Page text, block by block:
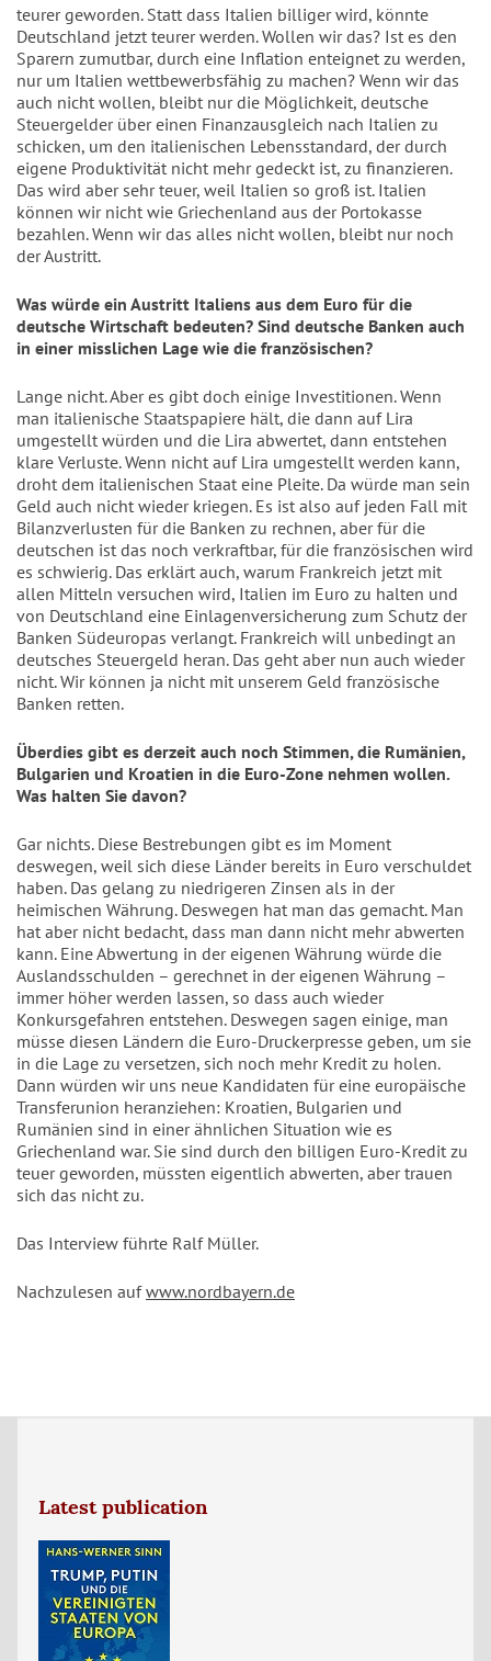
teurer geworden. Statt dass Italien billiger wird, könnte
Deutschland jetzt teurer werden. Wollen wir das? Ist es den
Sparern zumutbar, durch eine Inflation enteignet zu werden,
nur um Italien wettbewerbsfähig zu machen? Wenn wir das
auch nicht wollen, bleibt nur die Möglichkeit, deutsche
Steuergelder über einen Finanzausgleich nach Italien zu
schicken, um den italienischen Lebensstandard, der durch
eigene Produktivität nicht mehr gedeckt ist, zu finanzieren.
Das wird aber sehr teuer, weil Italien so groß ist. Italien
können wir nicht wie Griechenland aus der Portokasse
bezahlen. Wenn wir das alles nicht wollen, bleibt nur noch
der Austritt.
Was würde ein Austritt Italiens aus dem Euro für die
deutsche Wirtschaft bedeuten? Sind deutsche Banken auch
in einer misslichen Lage wie die französischen?
Lange nicht. Aber es gibt doch einige Investitionen. Wenn
man italienische Staatspapiere hält, die dann auf Lira
umgestellt würden und die Lira abwertet, dann entstehen
klare Verluste. Wenn nicht auf Lira umgestellt werden kann,
droht dem italienischen Staat eine Pleite. Da würde man sein
Geld auch nicht wieder kriegen. Es ist also auf jeden Fall mit
Bilanzverlusten für die Banken zu rechnen, aber für die
deutschen ist das noch verkraftbar, für die französischen wird
es schwierig. Das erklärt auch, warum Frankreich jetzt mit
allen Mitteln versuchen wird, Italien im Euro zu halten und
von Deutschland eine Einlagenversicherung zum Schutz der
Banken Südeuropas verlangt. Frankreich will unbedingt an
deutsches Steuergeld heran. Das geht aber nun auch wieder
nicht. Wir können ja nicht mit unserem Geld französische
Banken retten.
Überdies gibt es derzeit auch noch Stimmen, die Rumänien,
Bulgarien und Kroatien in die Euro-Zone nehmen wollen.
Was halten Sie davon?
Gar nichts. Diese Bestrebungen gibt es im Moment
deswegen, weil sich diese Länder bereits in Euro verschuldet
haben. Das gelang zu niedrigeren Zinsen als in der
heimischen Währung. Deswegen hat man das gemacht. Man
hat aber nicht bedacht, dass man dann nicht mehr abwerten
kann. Eine Abwertung in der eigenen Währung würde die
Auslandsschulden – gerechnet in der eigenen Währung –
immer höher werden lassen, so dass auch wieder
Konkursgefahren entstehen. Deswegen sagen einige, man
müsse diesen Ländern die Euro-Druckerpresse geben, um sie
in die Lage zu versetzen, sich noch mehr Kredit zu holen.
Dann würden wir uns neue Kandidaten für eine europäische
Transferunion heranziehen: Kroatien, Bulgarien und
Rumänien sind in einer ähnlichen Situation wie es
Griechenland war. Sie sind durch den billigen Euro-Kredit zu
teuer geworden, müssten eigentlich abwerten, aber trauen
sich das nicht zu.
Das Interview führte Ralf Müller.
Nachzulesen aufwww.nordbayern.de
Latest publication